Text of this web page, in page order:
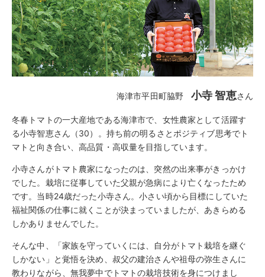
海津市平田町脇野 小寺 智恵さん
冬春トマトの一大産地である海津市で、女性農家として活躍す
る小寺智恵さん（30）。持ち前の明るさとポジティブ思考でト
マトと向き合い、高品質・高収量を目指しています。
小寺さんがトマト農家になったのは、突然の出来事がきっかけ
でした。栽培に従事していた父親が急病により亡くなったため
です。当時24歳だった小寺さん。小さい頃から目標にしていた
福祉関係の仕事に就くことが決まっていましたが、あきらめる
しかありませんでした。
そんな中、「家族を守っていくには、自分がトマト栽培を継ぐ
しかない」と覚悟を決め、叔父の建治さんや祖母の弥生さんに
教わりながら、無我夢中でトマトの栽培技術を身につけまし